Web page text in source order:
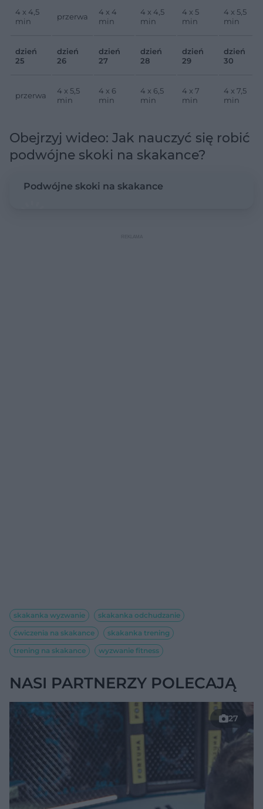
4 x 4,5
min
przerwa
4 x 4
min
4 x 4,5
min
4 x 5
min
4 x 5,5
min
dzień
25
dzień
26
dzień
27
dzień
28
dzień
29
dzień
30
przerwa
4 x 5,5
min
4 x 6
min
4 x 6,5
min
4 x 7
min
4 x 7,5
min
Obejrzyj wideo: Jak nauczyć się robić
podwójne skoki na skakance?
Podwójne skoki na skakance
skakanka wyzwanie
skakanka odchudzanie
ćwiczenia na skakance
skakanka trening
trening na skakance
wyzwanie fitness
NASI PARTNERZY POLECAJĄ
27